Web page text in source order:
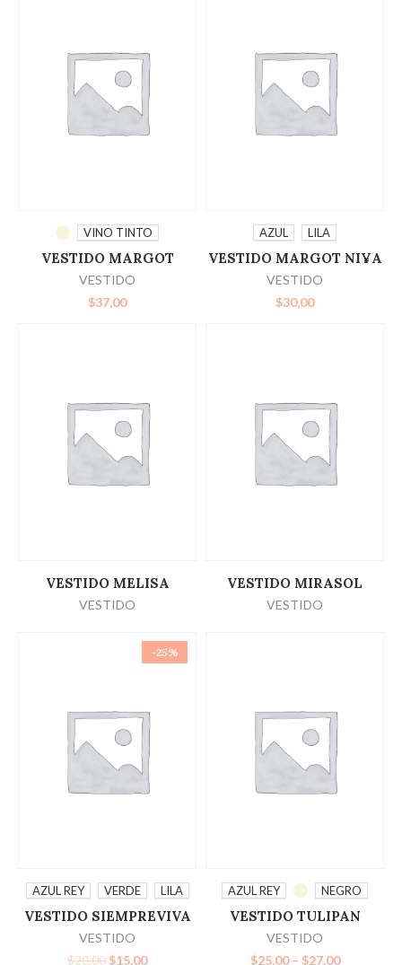
SELECCIONAR
OPCIONES
VINO TINTO
VESTIDO MARGOT
VESTIDO
$37,00
SELECCIONAR
OPCIONES
AZUL LILA
VESTIDO MARGOT NI¥A
VESTIDO
$30,00
LEER MÁS
VESTIDO MELISA
VESTIDO
LEER MÁS
VESTIDO MIRASOL
VESTIDO
-25%
SELECCIONAR
OPCIONES
AZUL REY VERDE LILA
VESTIDO SIEMPREVIVA
VESTIDO
$20,00 $15,00
SELECCIONAR
OPCIONES
AZUL REY NEGRO
VESTIDO TULIPAN
VESTIDO
$25,00– $27,00